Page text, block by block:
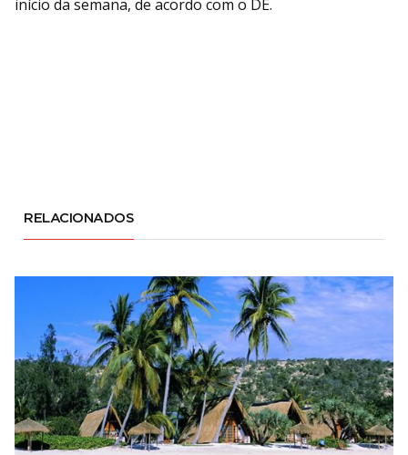
início da semana, de acordo com o DE.
RELACIONADOS